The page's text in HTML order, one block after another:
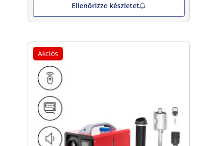
Ellenőrizze készletet
Akciós